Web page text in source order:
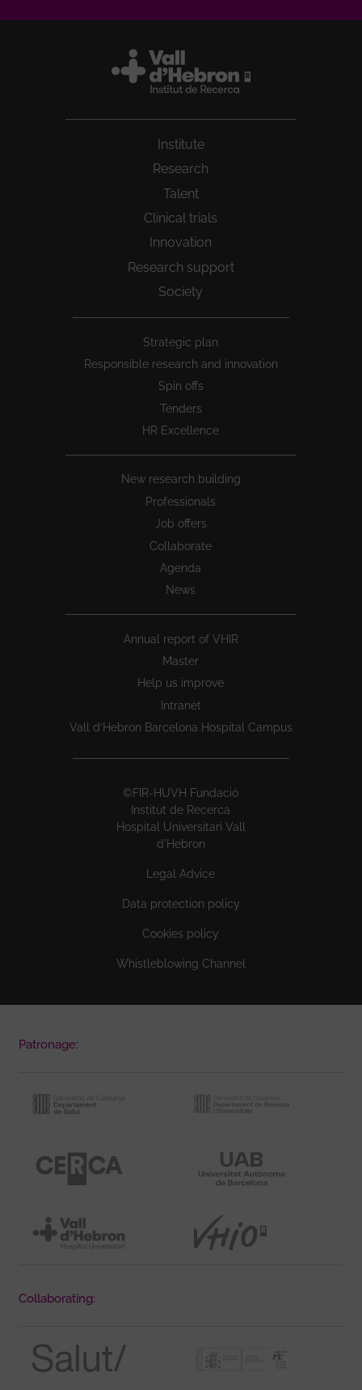
Institute
Research
Talent
Clinical trials
Innovation
Research support
Society
Strategic plan
Responsible research and innovation
Spin offs
Tenders
HR Excellence
New research building
Professionals
Job offers
Collaborate
Agenda
News
Annual report of VHIR
Master
Help us improve
Intranet
Vall d’Hebron Barcelona Hospital Campus
©FIR-HUVH Fundació
Institut de Recerca
Hospital Universitari Vall
d'Hebron
Legal Advice
Data protection policy
Cookies policy
Whistleblowing Channel
Patronage:
Collaborating: